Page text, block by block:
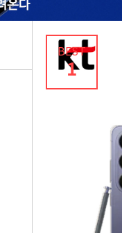
BEST
1